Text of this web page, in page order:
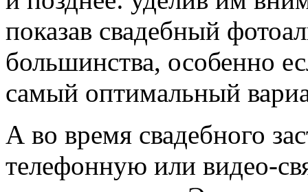
показав свадебный
большинства, особенно
самый оптимальный
А во время свадебного
телефонную или видео-